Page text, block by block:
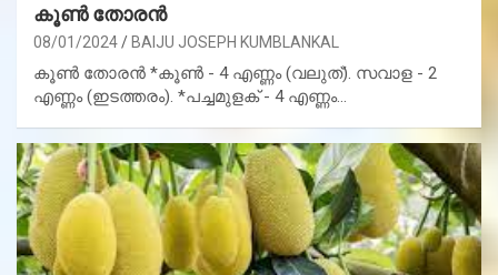
കൂൺ തോരൻ
08/01/2024 BAIJU JOSEPH KUMBLANKAL
കൂൺ തോരൻ *കൂൺ - 4 എണ്ണം (വലുത്). സവാള - 2
എണ്ണം (ഇടത്തരം). *പച്ചമുളക് - 4 എണ്ണം…